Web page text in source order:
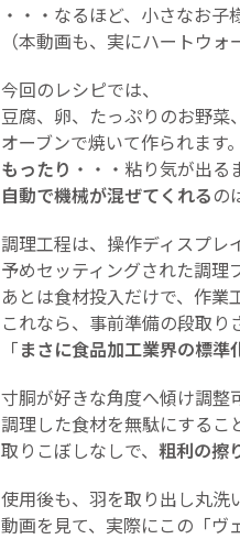
・・・なるほど、小さなお
（本動画も、実にハートウ
今回のレシピでは、
豆腐、卵、たっぷりのお野菜
オーブンで焼いて作られます。
もったり ・・・粘り気が出る
自動で機械が混ぜてくれるの
調理工程は、操作ディスプレ
予めセッティングされた調理
あとは食材投入だけで、作業
これなら、事前準備の段取り
「まさに食品加工業界の標準
寸胴が好きな角度へ傾け調整
調理した食材を無駄にするこ
取りこぼしなしで、 粗利の擦
使用後も、羽を取り出し丸洗
動画を見て、実際にこの「ヴ